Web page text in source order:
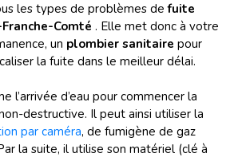
les types de problèmes defuite
Comté . Elle met donc à votre
un plombier sanitaire pour
la fuite dans le meilleur délai.
l’arrivée d’eau pour commencer la
destructive. Il peut ainsi utiliser la
par caméra, de fumigène de gaz
la suite, il utilise son matériel (clé à